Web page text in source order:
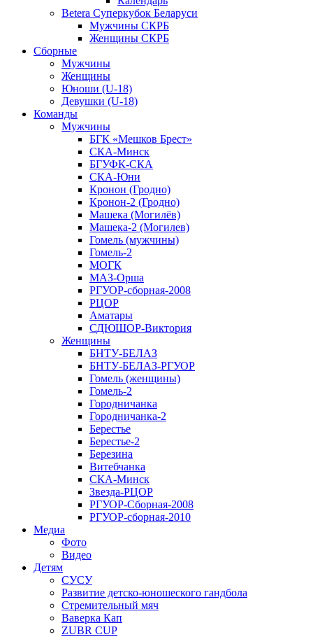
Betera Суперкубок Беларуси
Мужчины СКРБ
Женщины СКРБ
Сборные
Мужчины
Женщины
Юноши (U-18)
Девушки (U-18)
Команды
Мужчины
БГК «Мешков Брест»
СКА-Минск
БГУФК-СКА
СКА-Юни
Кронон (Гродно)
Кронон-2 (Гродно)
Машека (Могилёв)
Машека-2 (Могилев)
Гомель (мужчины)
Гомель-2
МОГК
МАЗ-Орша
РГУОР-сборная-2008
РЦОР
Аматары
СДЮШОР-Виктория
Женщины
БНТУ-БЕЛАЗ
БНТУ-БЕЛАЗ-РГУОР
Гомель (женщины)
Гомель-2
Городничанка
Городничанка-2
Берестье
Берестье-2
Березина
Витебчанка
СКА-Минск
Звезда-РЦОР
РГУОР-Сборная-2008
РГУОР-сборная-2010
Медиа
Фото
Видео
Детям
СУСУ
Развитие детско-юношеского гандбола
Стремительный мяч
Ваверка Кап
ZUBR CUP